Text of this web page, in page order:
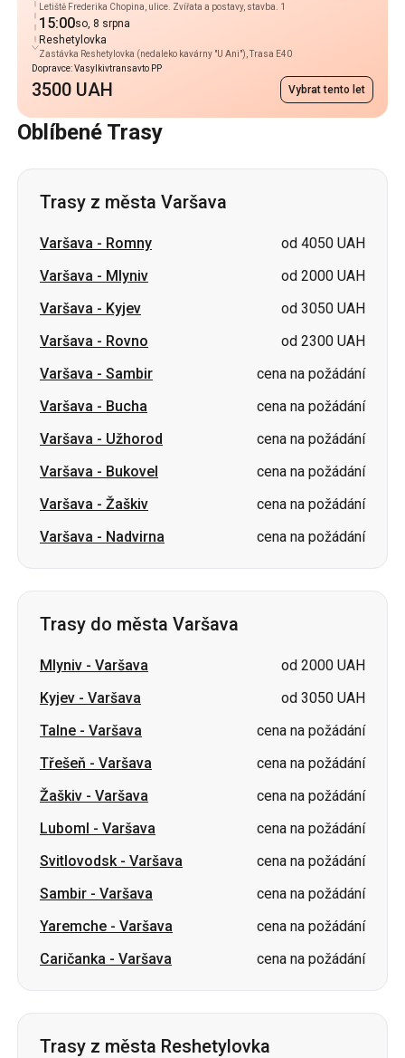
Letiště Frederika Chopina, ulice. Zvířata a postavy, stavba. 1
15:00so, 8 srpna
Reshetylovka
Zastávka Reshetylovka (nedaleko kavárny "U Ani"), Trasa E40
Dopravce: Vasylkivtransavto PP
3500 UAH Vybrat tento let
Oblíbené Trasy
Trasy z města Varšava
Varšava - Romny
od 4050 UAH
Varšava - Mlyniv
od 2000 UAH
Varšava - Kyjev
od 3050 UAH
Varšava - Rovno
od 2300 UAH
Varšava - Sambir
cena na požádání
Varšava - Bucha
cena na požádání
Varšava - Užhorod
cena na požádání
Varšava - Bukovel
cena na požádání
Varšava - Žaškiv
cena na požádání
Varšava - Nadvirna cena na požádání
Trasy do města Varšava
Mlyniv - Varšava
od 2000 UAH
Kyjev - Varšava
od 3050 UAH
Talne - Varšava
cena na požádání
Třešeň - Varšava
cena na požádání
Žaškiv - Varšava
cena na požádání
Luboml - Varšava
cena na požádání
Svitlovodsk- Varšava
cena na požádání
Sambir - Varšava
cena na požádání
Yaremche - Varšava
cena na požádání
Caričanka - Varšava cena na požádání
Trasy z města Reshetylovka